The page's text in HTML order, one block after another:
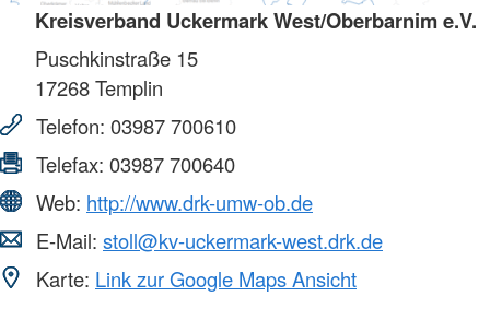
Kreisverband Uckermark West/Oberbarnim e.V.
Puschkinstraße 15
17268Templin
Telefon: 03987 700610
Telefax: 03987 700640
Web: http://www.drk-umw-ob.de
E-Mail: stoll@kv-uckermark-west.drk.de
Karte: Link zur Google Maps Ansicht